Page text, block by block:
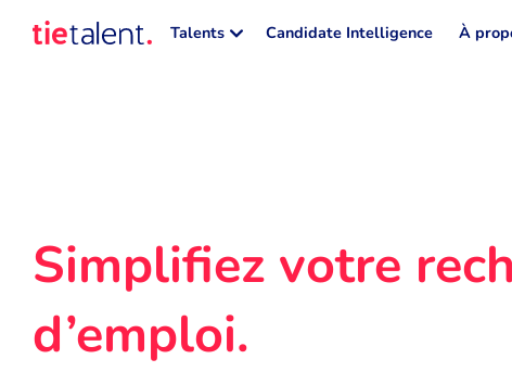
Talents Candidate Intelligence À
Simplifiez votre
d’emploi.